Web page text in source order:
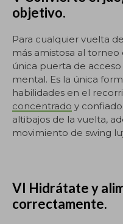
objetivo.
Para cualquier vuelta
más amistosa al
única puerta de
mental. Es la única
habilidades en el
concentrado y
altibajos de la vuelta,
movimiento de swing
VI Hidrátate y
correctamente.